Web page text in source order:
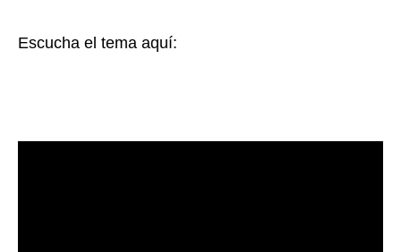
Escucha el tema aquí: